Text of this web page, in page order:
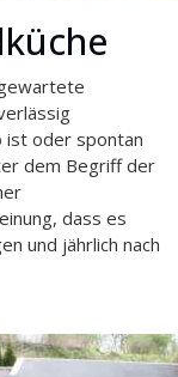
ist oder spontan
dem Begriff der
dass es
und jährlich nach